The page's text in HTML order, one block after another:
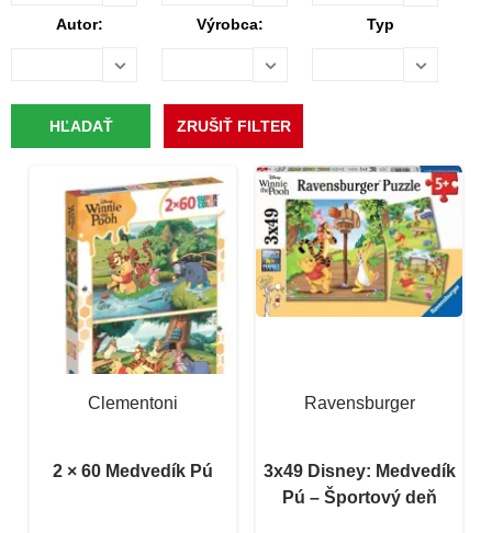
Autor: Výrobca: Typ
Clementoni
2 × 60 Medvedík Pú
Ravensburger
3x49 Disney: Medvedík
Pú – Športový deň